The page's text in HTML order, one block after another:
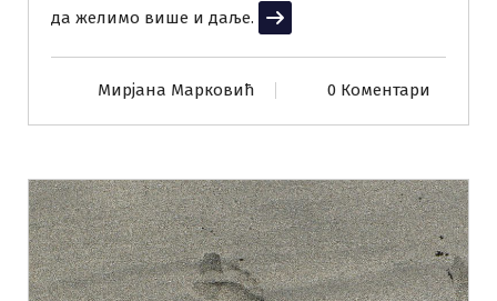
да желимо више и даље.
Прочитај више
Мирјана Марковић 0 Коментари